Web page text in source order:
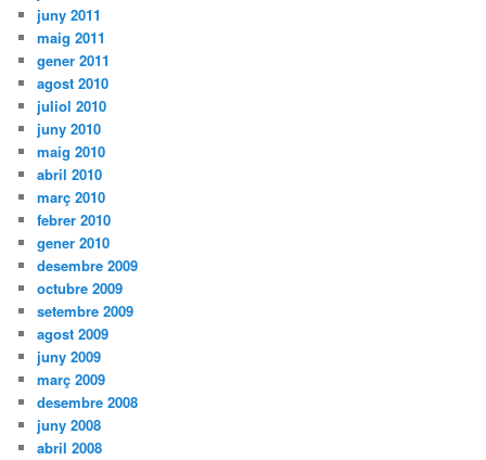
juny 2011
maig 2011
gener 2011
agost 2010
juliol 2010
juny 2010
maig 2010
abril 2010
març 2010
febrer 2010
gener 2010
desembre 2009
octubre 2009
setembre 2009
agost 2009
juny 2009
març 2009
desembre 2008
juny 2008
abril 2008